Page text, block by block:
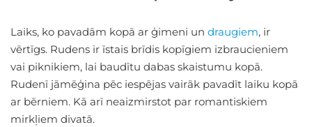
Laiks, ko pavadām kopā ar ģimeni un draugiem, ir
vērtīgs. Rudens ir īstais brīdis kopīgiem izbraucieniem
vai piknikiem, lai baudītu dabas skaistumu kopā.
Rudenī jāmēģina pēc iespējas vairāk pavadīt laiku kopā
ar bērniem. Kā arī neaizmirstot par romantiskiem
mirkļiem divatā.